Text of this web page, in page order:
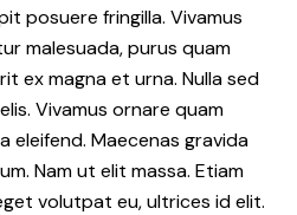
posuere fringilla. Vivamus
malesuada, purus quam
ex magna et urna. Nulla sed
Vivamus ornare quam
eleifend. Maecenas gravida
Nam ut elit massa. Etiam
volutpat eu, ultrices id elit.